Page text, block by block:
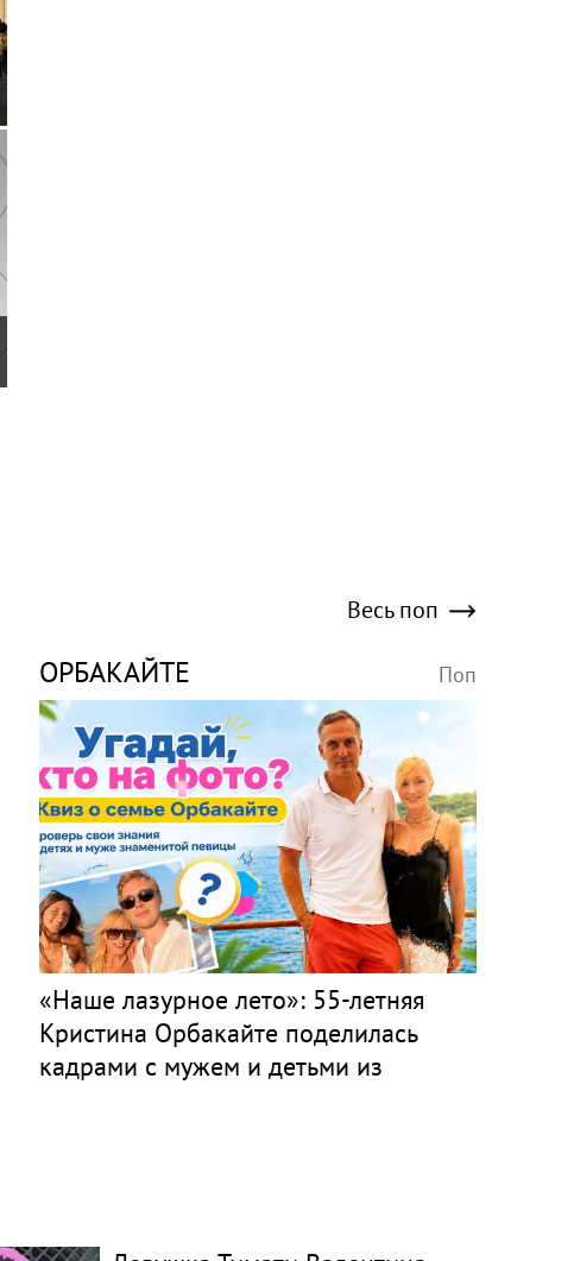
Весь поп
ОРБАКАЙТЕ Поп
«Наше лазурное лето»: 55-летняя
Кристина Орбакайте поделилась
кадрами с мужем и детьми из